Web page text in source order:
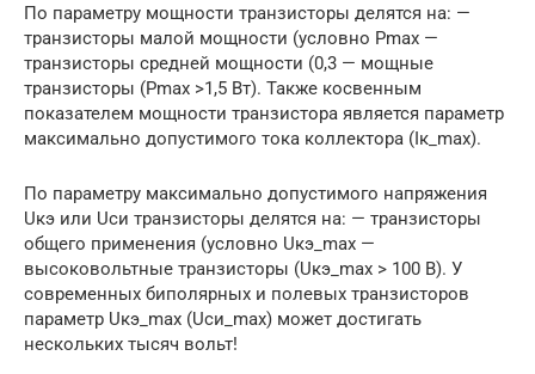
По параметру мощности транзисторы делятся на: —
транзисторы малой мощности (условно Рmах —
транзисторы средней мощности (0,3 — мощные
транзисторы (Рmах >1,5 Вт). Также косвенным
показателем мощности транзистора является параметр
максимально допустимого тока коллектора (Iк_max).
По параметру максимально допустимого напряжения
Uкэ или Uси транзисторы делятся на: — транзисторы
общего применения (условно Uкэ_mах —
высоковольтные транзисторы (Uкэ_mах > 100 В). У
современных биполярных и полевых транзисторов
параметр Uкэ_mах (Uси_mах) может достигать
нескольких тысяч вольт!